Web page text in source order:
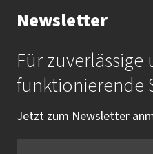
Ihr Kontakt zur
Frau Katrin Krauß
Mail:
Tel.:
+49 9131 /
Newsletter
Für zuverlässige
funktionierende
Jetzt zum Newsletter